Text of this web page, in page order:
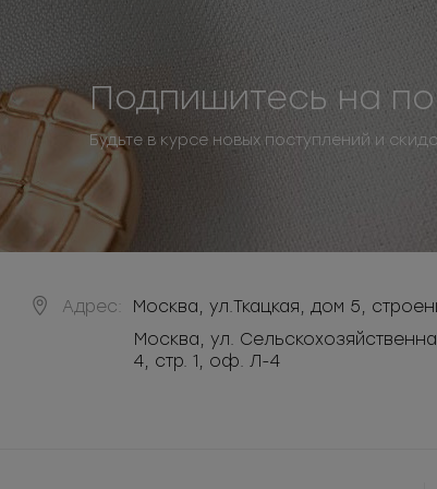
Подпишитесь на
Будьте в курсе новых поступлений и
Адрес: Москва, ул.Ткацкая, дом 5,
Москва, ул.
4, стр. 1, оф. Л-4